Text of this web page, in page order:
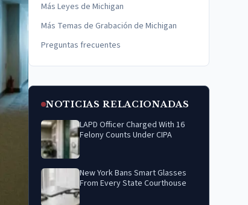
Más Leyes de Michigan
Más Temas de Grabación de Michigan
Preguntas frecuentes
NOTICIAS RELACIONADAS
LAPD Officer Charged With 16
Felony Counts Under CIPA
New York Bans Smart Glasses
From Every State Courthouse